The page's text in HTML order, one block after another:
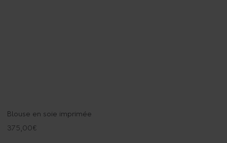
Blouse en soie imprimée
375,00€